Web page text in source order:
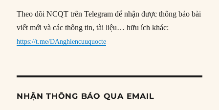
Theo dõi NCQT trên Telegram để nhận được thông báo bài
viết mới và các thông tin, tài liệu… hữu ích khác:
https://t.me/DAnghiencuuquocte
NHẬN THÔNG BÁO QUA EMAIL